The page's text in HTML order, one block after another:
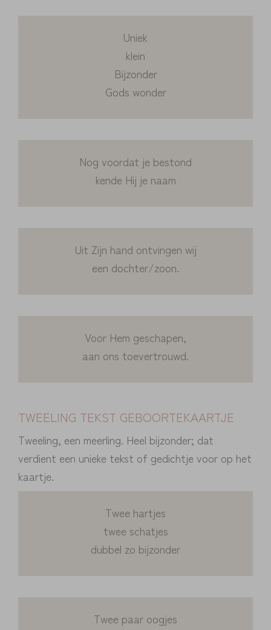
Uniek
klein
Bijzonder
Gods wonder
Nog voordat je bestond
kende Hij je naam
Uit Zijn hand ontvingen wij
een dochter/zoon.
Voor Hem geschapen,
aan ons toevertrouwd.
TWEELING TEKST GEBOORTEKAARTJE
Tweeling, een meerling. Heel bijzonder; dat
verdient een unieke tekst of gedichtje voor op het
kaartje.
Twee hartjes
twee schatjes
dubbel zo bijzonder
Twee paar oogjes